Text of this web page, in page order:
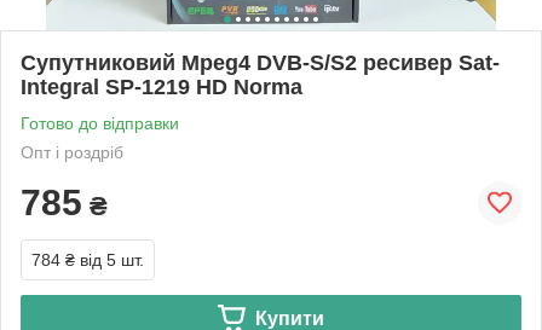
Супутниковий Mpeg4 DVB-S/S2 ресивер Sat-
Integral SP-1219 HD Norma
Готово до відправки
Опт і роздріб
785 ₴
784 ₴ від 5 шт.
Купити